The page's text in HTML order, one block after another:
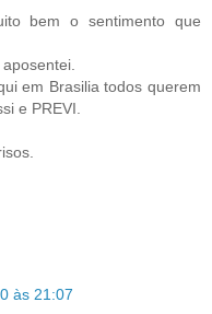
bem o sentimento que
em Brasilia todos querem
e PREVI.
às 21:07